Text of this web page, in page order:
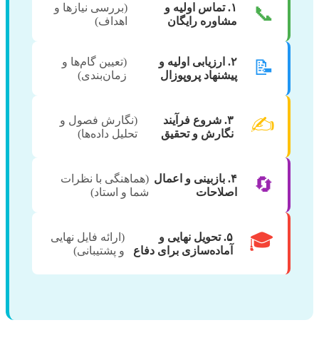
📞
۱. تماس اولیه و
مشاوره رایگان
(بررسی نیازها و
اهداف)
📝
۲. ارزیابی اولیه و
پیشنهاد پروپوزال
(تعیین گام‌ها و
زمان‌بندی)
✍️
۳. شروع فرآیند
نگارش و تحقیق
(نگارش فصول و
تحلیل داده‌ها)
🔄
۴. بازبینی و اعمال
اصلاحات
(هماهنگی با نظرات
شما و استاد)
🎓
۵. تحویل نهایی و
آماده‌سازی برای دفاع
(ارائه فایل نهایی
و پشتیبانی)